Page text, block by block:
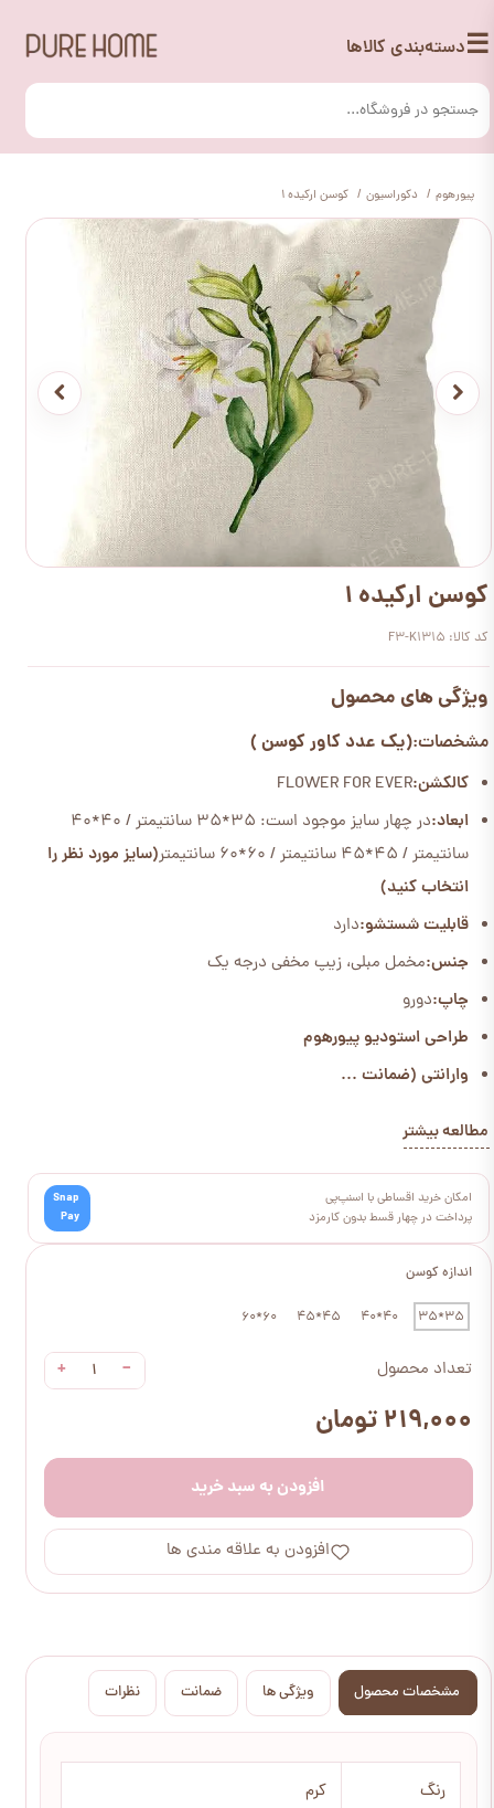
☰دسته‌بندی کالاها
پیورهوم دکوراسیون کوسن ارکیده 1
اندازه کوسن
35*35
40*40
45*45
60*60
تعداد محصول −
+
۲۱۹,۰۰۰ تومان
افزودن به سبد خرید
افزودن به علاقه مندی ها
کوسن ارکیده 1
کد کالا: F3-K1315
ویژگی های محصول
مشخصات:(یک عدد کاور کوسن )
کالکشن:FLOWER FOR EVER
ابعاد:
در چهار سایز موجود است: 35*35 سانتیمتر / 40*40
سانتیمتر / 45*45 سانتیمتر / 60*60 سانتیمتر
(سایز مورد نظر را
انتخاب کنید)
قابلیت شستشو:دارد
جنس:مخمل مبلی، زیپ مخفی درجه یک
چاپ:دورو
طراحی استودیو پیورهوم
وارانتی (ضمانت ...
مطالعه بیشتر
امکان خرید اقساطی با اسنپ‌پی
پرداخت در چهار قسط بدون کارمزد
Snap
Pay
مشخصات محصول ویژگی ها ضمانت نظرات
رنگ کرم